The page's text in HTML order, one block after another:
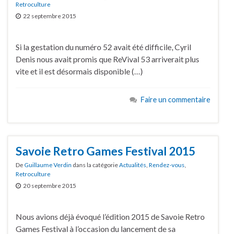
Retroculture
22 septembre 2015
Si la gestation du numéro 52 avait été difficile, Cyril
Denis nous avait promis que ReVival 53 arriverait plus
vite et il est désormais disponible (…)
Faire un commentaire
Savoie Retro Games Festival 2015
DeGuillaume Verdin dans la catégorieActualités Rendez-vous
Retroculture
20 septembre 2015
Nous avions déjà évoqué l’édition 2015 de Savoie Retro
Games Festival à l’occasion du lancement de sa